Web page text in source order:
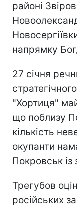
районі
напрямку
27 січня
"Хортиця"
що поблизу
кількість
окупанти
Покровськ із
Трегубов
російських